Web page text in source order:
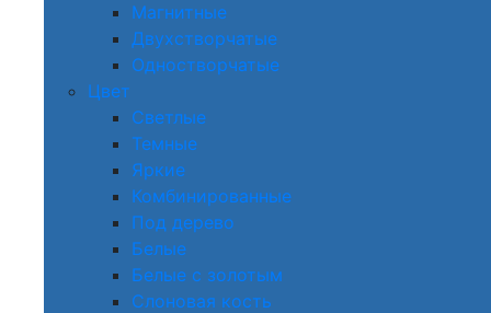
Магнитные
Двухстворчатые
Одностворчатые
Цвет
Светлые
Темные
Яркие
Комбинированные
Под дерево
Белые
Белые с золотым
Слоновая кость